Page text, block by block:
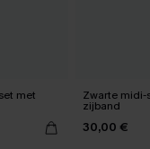
met Zwarte midi-
zijband
30,00 €